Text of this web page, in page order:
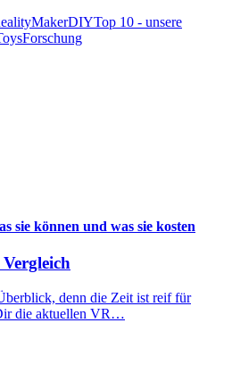
MakerDIYTop 10 - unsere
Forschung
sie können und was sie kosten
denn die Zeit ist reif für
die aktuellen VR…